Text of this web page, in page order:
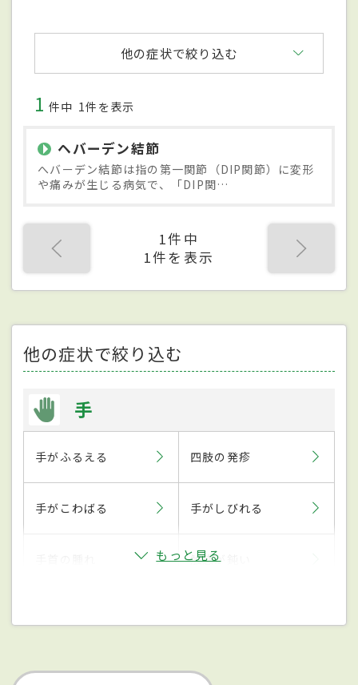
他の症状で絞り込む
1 件中 1件を表示
ヘバーデン結節
へバーデン結節は指の第一関節（DIP関節）に変形
や痛みが生じる病気で、「DIP関…
1件中
1件を表示
他の症状で絞り込む
手
手がふるえる 四肢の発疹
手がこわばる 手がしびれる
触感が鈍い
もっと見る